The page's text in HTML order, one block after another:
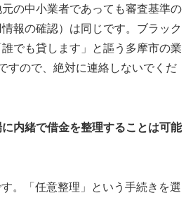
の中小業者であっても審査基準の
報の確認）は同じです。ブラック
でも貸します」と謳う多摩市の業
すので、絶対に連絡しないでくだ
内緒で借金を整理することは可能
。「任意整理」という手続きを選